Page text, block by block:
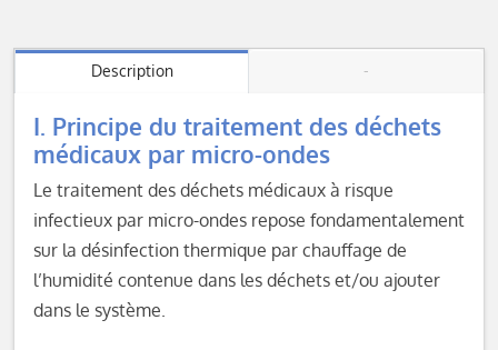
Description -
I. Principe du traitement des déchets
médicaux par micro-ondes
Le traitement des déchets médicaux à risque
infectieux par micro-ondes repose fondamentalement
sur la désinfection thermique par chauffage de
l’humidité contenue dans les déchets et/ou ajouter
dans le système.